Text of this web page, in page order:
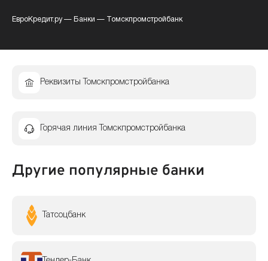
ЕвроКредит.ру— Банки — Томскпромстройбанк
Реквизиты Томскпромстройбанка
Горячая линия Томскпромстройбанка
Другие популярные банки
Татсоцбанк